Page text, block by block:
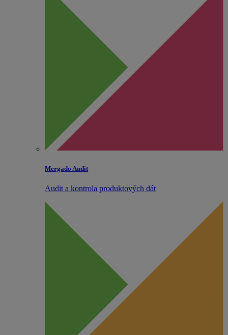
Mergado Audit
Audit a kontrola produktových dát